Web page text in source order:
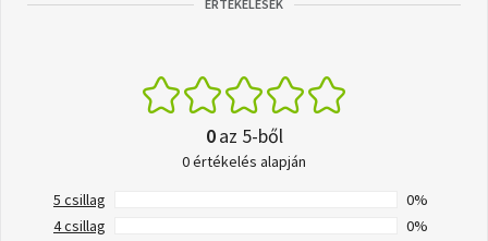
ÉRTÉKELÉSEK
0az 5-ből
0 értékelés alapján
5 csillag
0%
4 csillag
0%